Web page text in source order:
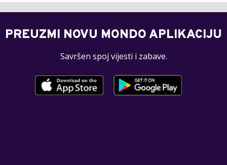
PREUZMI NOVU MONDO APLIKACIJU
Savršen spoj vijesti i zabave.